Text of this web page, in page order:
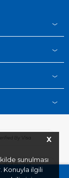
X
sunulması
Konuyla ilgili